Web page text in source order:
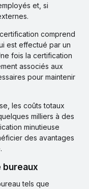
et, si
comprend
est effectué par un
fois la certification
associés aux
pour maintenir
les coûts totaux
milliers à des
minutieuse
des avantages
bureaux
tels que